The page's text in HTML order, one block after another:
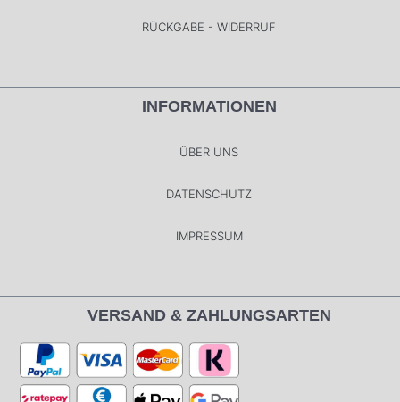
RÜCKGABE - WIDERRUF
INFORMATIONEN
ÜBER UNS
DATENSCHUTZ
IMPRESSUM
VERSAND & ZAHLUNGSARTEN